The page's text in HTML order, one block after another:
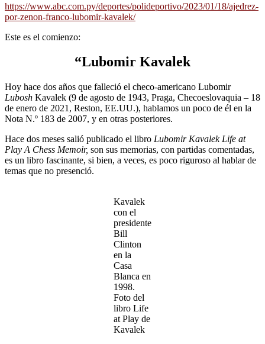
https://www.abc.com.py/deportes/polideportivo/2023/01/18/ajedrez-
por-zenon-franco-lubomir-kavalek/
Este es el comienzo:
“Lubomir Kavalek
Hoy hace dos años que falleció el checo-americano Lubomir
Lubosh Kavalek (9 de agosto de 1943, Praga, Checoeslovaquia – 18
de enero de 2021, Reston, EE.UU.), hablamos un poco de él en la
Nota N.º 183 de 2007, y en otras posteriores.
Hace dos meses salió publicado el libro Lubomir Kavalek Life at
Play A Chess Memoir, son sus memorias, con partidas comentadas,
es un libro fascinante, si bien, a veces, es poco riguroso al hablar de
temas que no presenció.
Kavalek
con el
presidente
Bill
Clinton
en la
Casa
Blanca en
1998.
Foto del
libro Life
at Play de
Kavalek